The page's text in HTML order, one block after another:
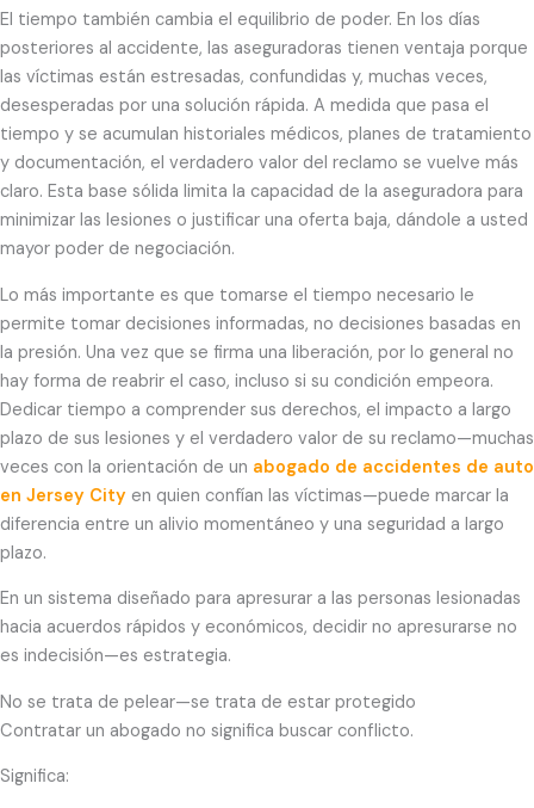
El tiempo también cambia el equilibrio de poder. En los días
posteriores al accidente, las aseguradoras tienen ventaja porque
las víctimas están estresadas, confundidas y, muchas veces,
desesperadas por una solución rápida. A medida que pasa el
tiempo y se acumulan historiales médicos, planes de tratamiento
y documentación, el verdadero valor del reclamo se vuelve más
claro. Esta base sólida limita la capacidad de la aseguradora para
minimizar las lesiones o justificar una oferta baja, dándole a usted
mayor poder de negociación.
Lo más importante es que tomarse el tiempo necesario le
permite tomar decisiones informadas, no decisiones basadas en
la presión. Una vez que se firma una liberación, por lo general no
hay forma de reabrir el caso, incluso si su condición empeora.
Dedicar tiempo a comprender sus derechos, el impacto a largo
plazo de sus lesiones y el verdadero valor de su reclamo—muchas
veces con la orientación de un abogado de accidentes de auto
en Jersey City en quien confían las víctimas—puede marcar la
diferencia entre un alivio momentáneo y una seguridad a largo
plazo.
En un sistema diseñado para apresurar a las personas lesionadas
hacia acuerdos rápidos y económicos, decidir no apresurarse no
es indecisión—es estrategia.
No se trata de pelear—se trata de estar protegido
Contratar un abogado no significa buscar conflicto.
Significa: